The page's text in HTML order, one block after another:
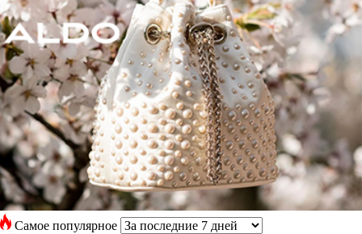
Самое популярное